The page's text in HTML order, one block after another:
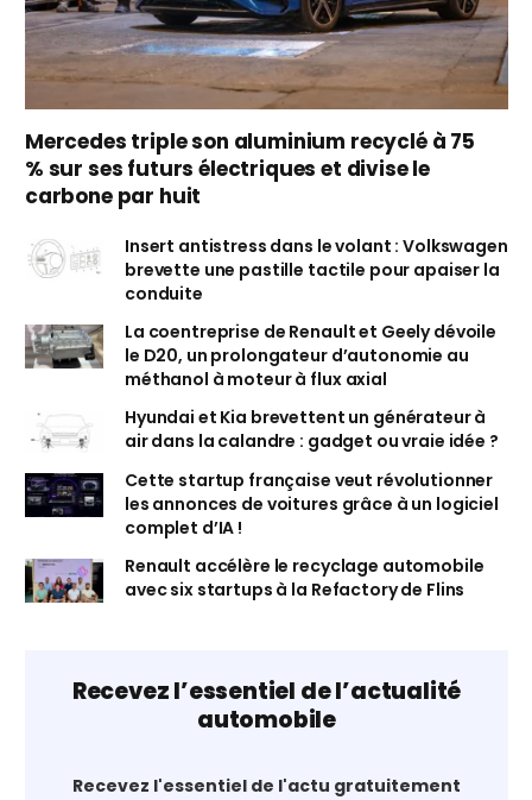
Mercedes triple son aluminium recyclé à 75
% sur ses futurs électriques et divise le
carbone par huit
Insert antistress dans le volant : Volkswagen
brevette une pastille tactile pour apaiser la
conduite
La coentreprise de Renault et Geely dévoile
le D20, un prolongateur d’autonomie au
méthanol à moteur à flux axial
Hyundai et Kia brevettent un générateur à
air dans la calandre : gadget ou vraie idée ?
Cette startup française veut révolutionner
les annonces de voitures grâce à un logiciel
complet d’IA !
Renault accélère le recyclage automobile
avec six startups à la Refactory de Flins
Recevez l’essentiel de l’actualité
automobile
Recevez l'essentiel de l'actu gratuitement